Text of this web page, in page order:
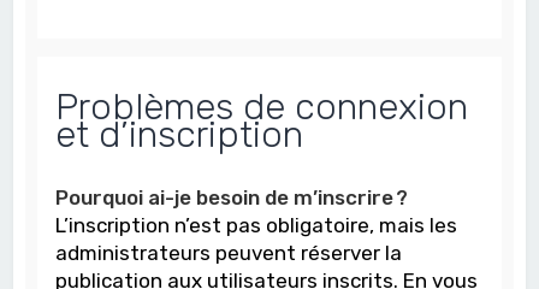
Problèmes de connexion
et d’inscription
Pourquoi ai-je besoin de m’inscrire ?
L’inscription n’est pas obligatoire, mais les
administrateurs peuvent réserver la
publication aux utilisateurs inscrits. En vous